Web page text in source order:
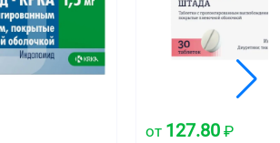
от 127.80 ₽